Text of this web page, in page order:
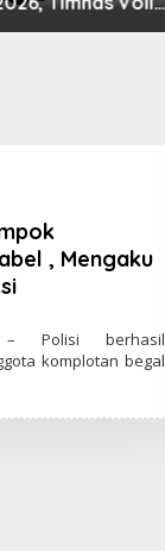
SEA V Cup!
, Mengaku
– Polisi berhasil
komplotan begal